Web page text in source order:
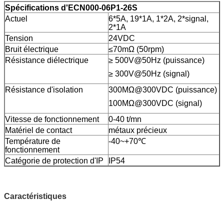
Spécifications d'ECN000-06P1-26S
Actuel
6*5A, 19*1A, 1*2A, 2*signal,
2*1A
Tension
24VDC
Bruit électrique
≤70mΩ (50rpm)
Résistance diélectrique
≥ 500V@50Hz (puissance)
≥ 300V@50Hz (signal)
Résistance d'isolation
300MΩ@300VDC (puissance)
100MΩ@300VDC (signal)
Vitesse de fonctionnement
0-40 t/mn
Matériel de contact
métaux précieux
Température de
fonctionnement
-40~+70℃
Catégorie de protection d'IP IP54
Caractéristiques